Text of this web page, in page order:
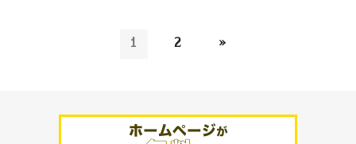
1 2 »